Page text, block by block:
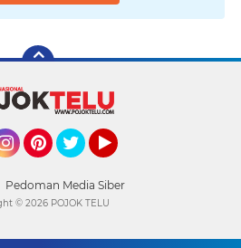
Pedoman Media Siber
© 2026 POJOK TELU